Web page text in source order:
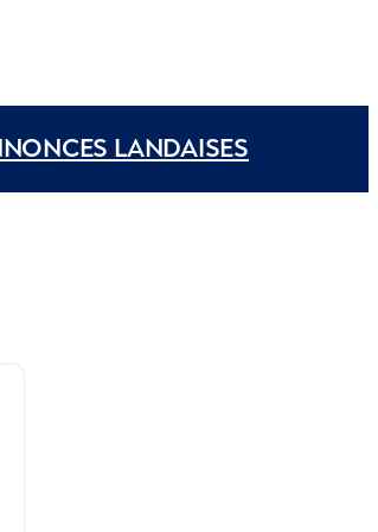
LANDAISES